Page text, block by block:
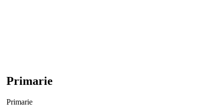
Primarie
Primarie